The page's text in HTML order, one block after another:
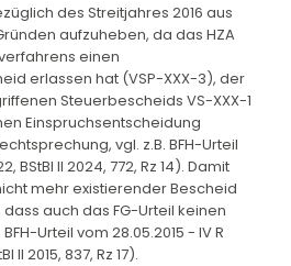
des Streitjahres 2016 aus
aufzuheben, da das HZA
einen
erlassen hat (VSP-XXX-3), der
Steuerbescheids VS-XXX-1
Einspruchsentscheidung
vgl. z.B. BFH-Urteil
BStBl II 2024, 772, Rz 14). Damit
mehr existierender Bescheid
auch das FG-Urteil keinen
Urteil vom 28.05.2015 - IV R
II 2015, 837, Rz 17).